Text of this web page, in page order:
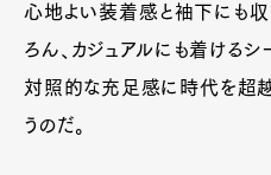
心地よい装着感と袖下にも収
ろん、カジュアルにも着ける
対照的な充足感に時代を超
うのだ。